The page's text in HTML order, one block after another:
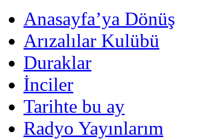
Anasayfa’ya Dönüş
Arızalılar Kulübü
Duraklar
İnciler
Tarihte bu ay
Radyo Yayınlarım